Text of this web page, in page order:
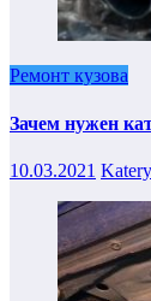
Ремонт кузова
Зачем нужен
10.03.2021